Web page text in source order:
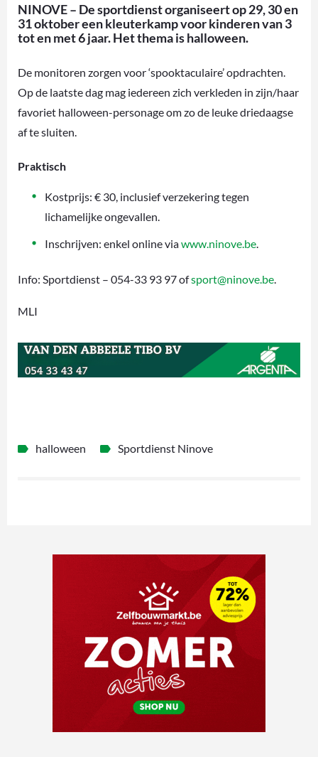
NINOVE – De sportdienst organiseert op 29, 30 en
31 oktober een kleuterkamp voor kinderen van 3
tot en met 6 jaar. Het thema is halloween.
De monitoren zorgen voor ‘spooktaculaire’ opdrachten.
Op de laatste dag mag iedereen zich verkleden in zijn/haar
favoriet halloween-personage om zo de leuke driedaagse
af te sluiten.
Praktisch
Kostprijs: € 30, inclusief verzekering tegen
lichamelijke ongevallen.
Inschrijven: enkel online viawww.ninove.be
Info: Sportdienst – 054-33 93 97 ofsport@ninove.be
MLI
halloween Sportdienst Ninove